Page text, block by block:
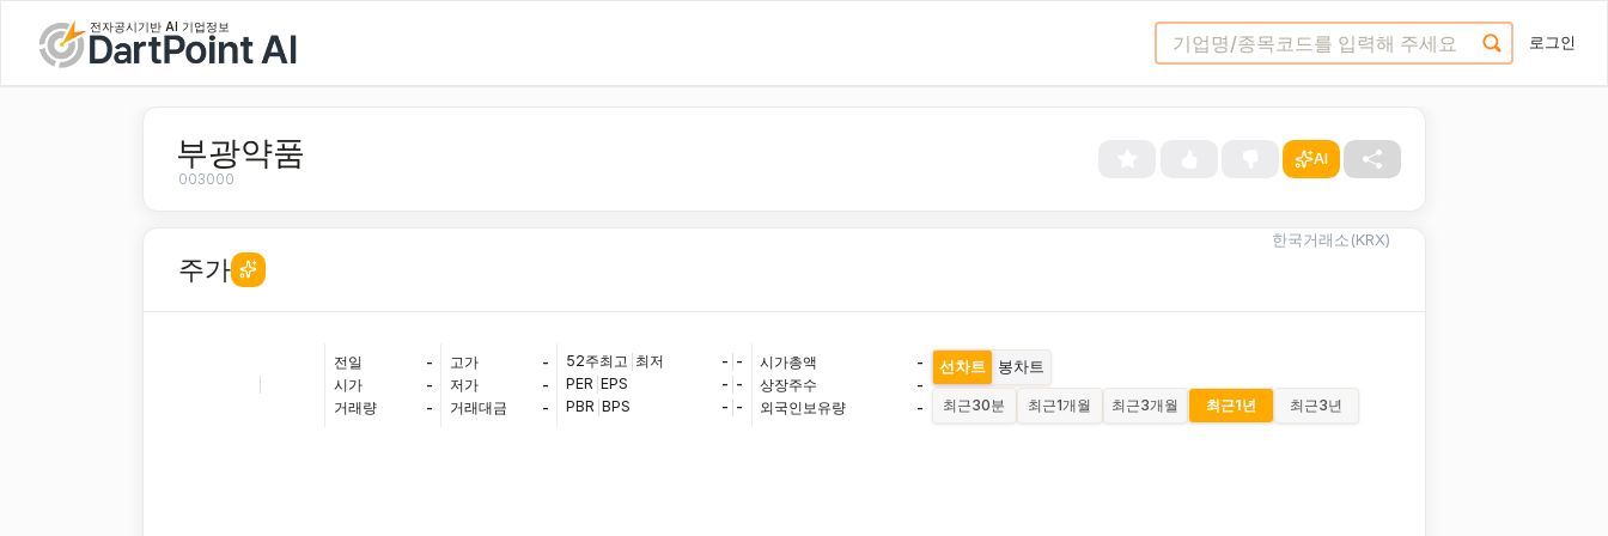
전자공시기반 AI 기업정보
로그인
부광약품
003000
AI
주가
한국거래소(KRX)
전일
-
시가
-
거래량
-
고가
-
저가
-
거래대금
-
52주최고 최저 - -
PER EPS - -
PBR BPS - -
시가총액
-
상장주수
-
외국인보유량
-
선차트 봉차트
최근30분 최근1개월 최근3개월 최근1년 최근3년